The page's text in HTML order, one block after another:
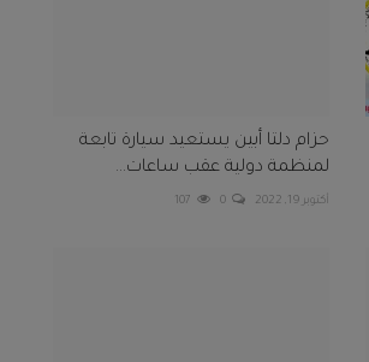
حزام دلتا أبين يستعيد سيارة تابعة
لمنظمة دولية عقب ساعات...
أكتوبر 19, 2022 0
107